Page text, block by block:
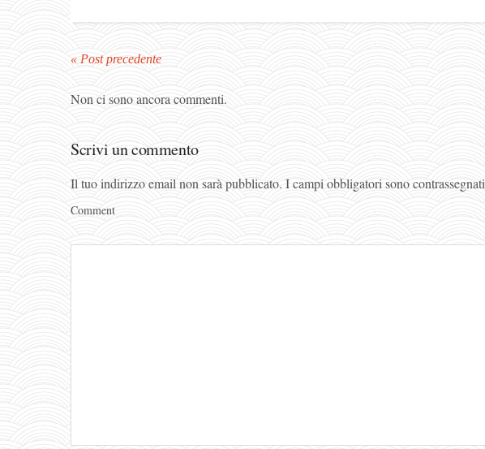
« Post precedente
Non ci sono ancora commenti.
Scrivi un commento
Il tuo indirizzo email non sarà pubblicato. I campi obbligatori sono contrassegnati
Comment